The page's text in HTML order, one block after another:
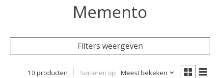
Memento
Filters weergeven
10 producten Sorteren op Meest bekeken